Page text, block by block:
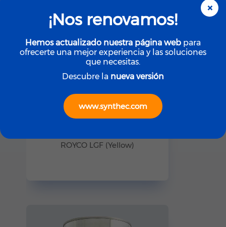
ROYCO LGF (Yellow)
×
¡Nos renovamos!
Hemos actualizado nuestra página web para
ofrecerte una mejor experiencia y las soluciones
que necesitas.
Descubre la nueva versión
www.synthec.com